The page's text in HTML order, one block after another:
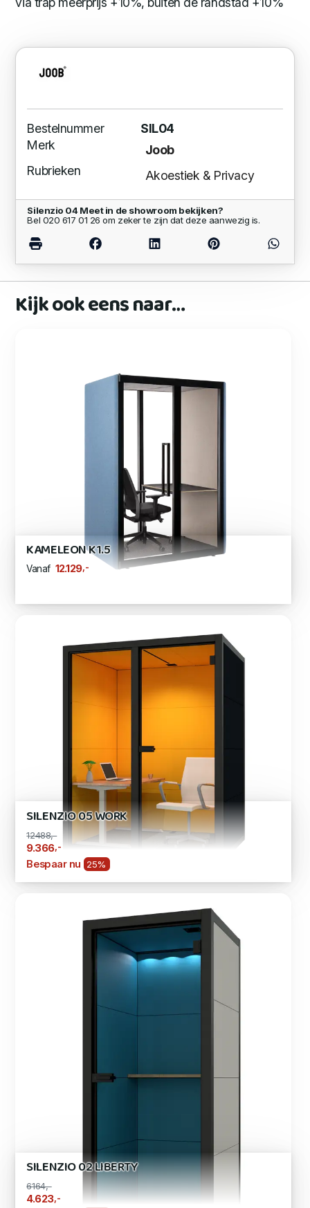
Bestelnummer
SIL04
Merk
Joob
Rubrieken
Akoestiek & Privacy
Silenzio 04 Meet in de showroom bekijken?
Bel 020 617 01 26 om zeker te zijn dat deze aanwezig is.
Kijk ook eens naar…
KAMELEON K1.5
Vanaf 12.129,-
SILENZIO 05 WORK
12488,-
9.366,-
Bespaar nu 25%
SILENZIO 02 LIBERTY
6164,-
4.623 ,-